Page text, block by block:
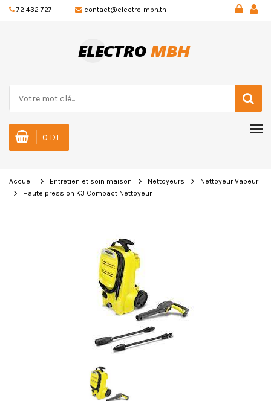
72 432 727 contact@electro-mbh.tn
0 DT
Accueil Entretien et soin maison Nettoyeurs
Nettoyeur Vapeur
Haute pression K3 Compact Nettoyeur